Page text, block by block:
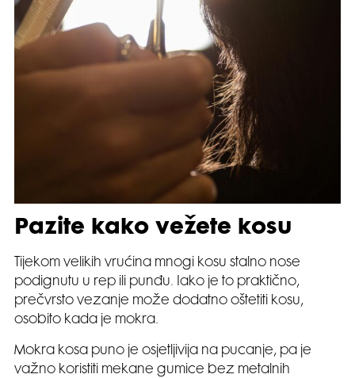
Pazite kako vežete kosu
Tijekom velikih vrućina mnogi kosu stalno nose
podignutu u rep ili punđu. Iako je to praktično,
prečvrsto vezanje može dodatno oštetiti kosu,
osobito kada je mokra.
Mokra kosa puno je osjetljivija na pucanje, pa je
važno koristiti mekane gumice bez metalnih